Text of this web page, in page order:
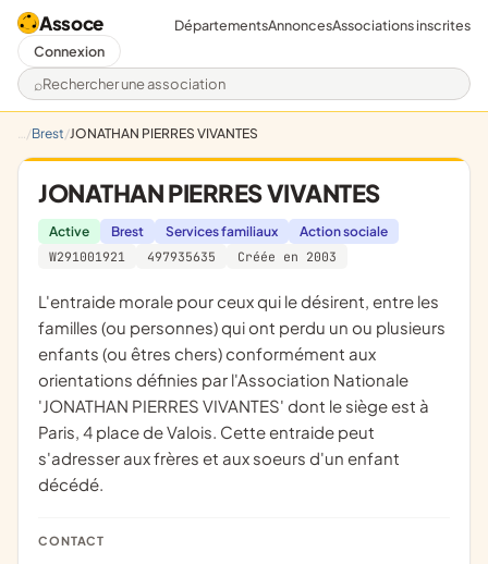
Assoce
Rechercher une association
DépartementsAnnoncesAssociations inscrites
Connexion
Brest JONATHAN PIERRES VIVANTES
JONATHAN PIERRES VIVANTES
Active Brest Services familiaux
Action sociale
W291001921
497935635 Créée en 2003
L'entraide morale pour ceux qui le désirent, entre les
familles (ou personnes) qui ont perdu un ou plusieurs
enfants (ou êtres chers) conformément aux
orientations définies par l'Association Nationale
'JONATHAN PIERRES VIVANTES' dont le siège est à
Paris, 4 place de Valois. Cette entraide peut
s'adresser aux frères et aux soeurs d'un enfant
décédé.
CONTACT